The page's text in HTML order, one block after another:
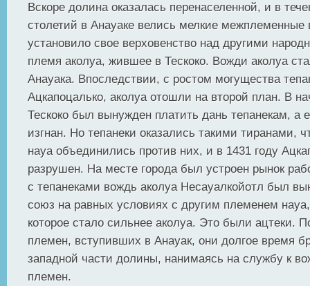
Вскоре долина оказалась перенаселенной, и в
столетий в Анауаке велись мелкие
установило свое верховенство над другими
племя аколуа, жившее в Тескоко. Вожди аколуа
Анауака. Впоследствии, с ростом могущества
Ацкапоцалько, аколуа отошли на второй план. В
Тескоко был вынужден платить дань тепанекам, а
изгнан. Но тепанеки оказались такими тиранами,
науа объединились против них, и в 1431 году
разрушен. На месте города был устроен рынок
с тепанеками вождь аколуа Несауалкойотл был
союз на равных условиях с другим племенем
которое стало сильнее аколуа. Это были ацтеки.
племен, вступивших в Анауак, они долгое время
западной части долины, нанимаясь на службу к
племен.